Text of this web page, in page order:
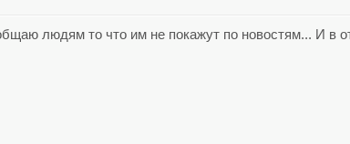
людям то что им не покажут по новостям... И в